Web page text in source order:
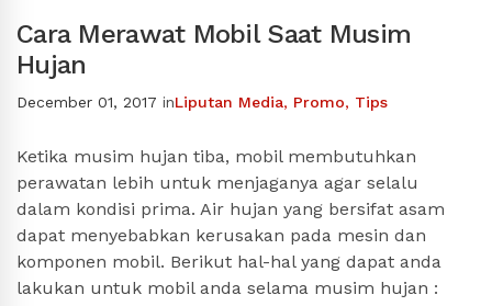
Cara Merawat Mobil Saat Musim
Hujan
December 01, 2017 inLiputan Media, Promo, Tips
Ketika musim hujan tiba, mobil membutuhkan
perawatan lebih untuk menjaganya agar selalu
dalam kondisi prima. Air hujan yang bersifat asam
dapat menyebabkan kerusakan pada mesin dan
komponen mobil. Berikut hal-hal yang dapat anda
lakukan untuk mobil anda selama musim hujan :